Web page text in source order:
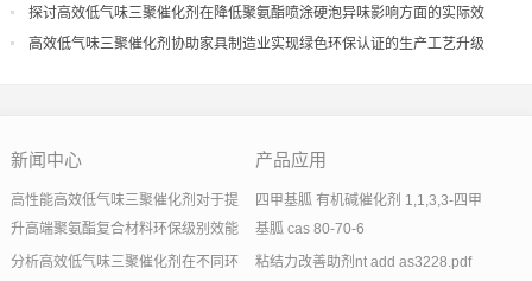
探讨高效低气味三聚催化剂在降低聚氨酯喷涂硬泡异味影响方面的实际效
果
高效低气味三聚催化剂协助家具制造业实现绿色环保认证的生产工艺升级
新闻中心
高性能高效低气味三聚催化剂对于提
升高端聚氨酯复合材料环保级别效能
分析高效低气味三聚催化剂在不同环
产品应用
四甲基胍 有机碱催化剂 1,1,3,3-四甲
基胍 cas 80-70-6
粘结力改善助剂nt add as3228.pdf